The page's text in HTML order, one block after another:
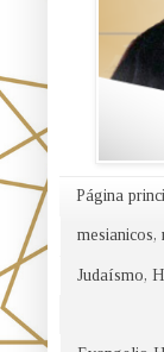
Página
mesianicos,
Judaísmo,